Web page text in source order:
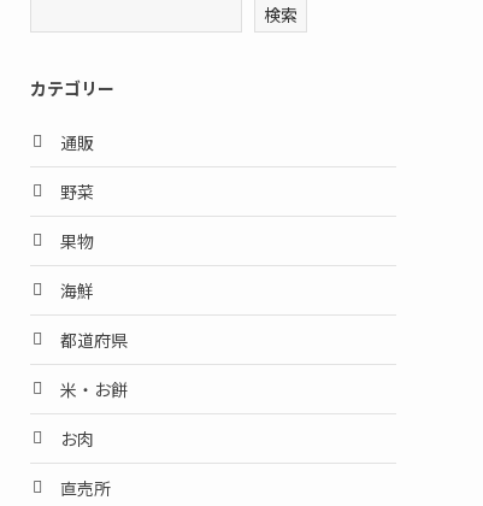
検索
カテゴリー
通販
野菜
果物
海鮮
都道府県
米・お餅
お肉
直売所